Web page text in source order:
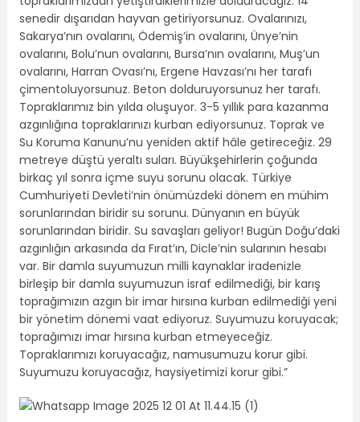
senedir dışarıdan hayvan getiriyorsunuz. Ovalarınızı,
Sakarya’nın ovalarını, Ödemiş’in ovalarını, Ünye’nin
ovalarını, Bolu’nun ovalarını, Bursa’nın ovalarını, Muş’un
ovalarını, Harran Ovası’nı, Ergene Havzası’nı her tarafı
çimentoluyorsunuz. Beton dolduruyorsunuz her tarafı.
Topraklarımız bin yılda oluşuyor. 3-5 yıllık para kazanma
azgınlığına topraklarınızı kurban ediyorsunuz. Toprak ve
Su Koruma Kanunu’nu yeniden aktif hâle getireceğiz. 29
metreye düştü yeraltı suları. Büyükşehirlerin çoğunda
birkaç yıl sonra içme suyu sorunu olacak. Türkiye
Cumhuriyeti Devleti’nin önümüzdeki dönem en mühim
sorunlarından biridir su sorunu. Dünyanın en büyük
sorunlarından biridir. Su savaşları geliyor! Bugün Doğu’daki
azgınlığın arkasında da Fırat’ın, Dicle’nin sularının hesabı
var. Bir damla suyumuzun milli kaynaklar iradenizle
birleşip bir damla suyumuzun israf edilmediği, bir karış
toprağımızın azgın bir imar hırsına kurban edilmediği yeni
bir yönetim dönemi vaat ediyoruz. Suyumuzu koruyacak;
toprağımızı imar hırsına kurban etmeyeceğiz.
Topraklarımızı koruyacağız, namusumuzu korur gibi.
Suyumuzu koruyacağız, haysiyetimizi korur gibi.”